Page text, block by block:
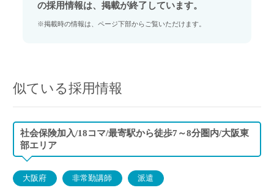
の採用情報は、掲載が終了しています。
※掲載時の情報は、ページ下部からご覧いただけます。
似ている採用情報
社会保険加入/18コマ/最寄駅から徒歩7～8分圏内/大阪東
部エリア
大阪府 非常勤講師 派遣